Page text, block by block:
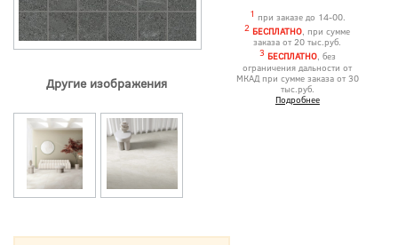
Другие изображения
1 при заказе до 14-00.
2 БЕСПЛАТНО, при сумме
заказа от 20 тыс.руб.
3 БЕСПЛАТНО, без
ограничения дальности от
МКАД при сумме заказа от 30
тыс.руб.
Подробнее